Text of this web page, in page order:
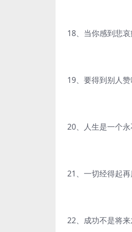
18、当你感到悲
19、要得到别人赞
20、人生是一个
21、一切经得起再
22、成功不是将